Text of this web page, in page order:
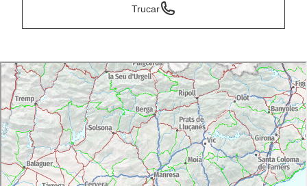
Trucar